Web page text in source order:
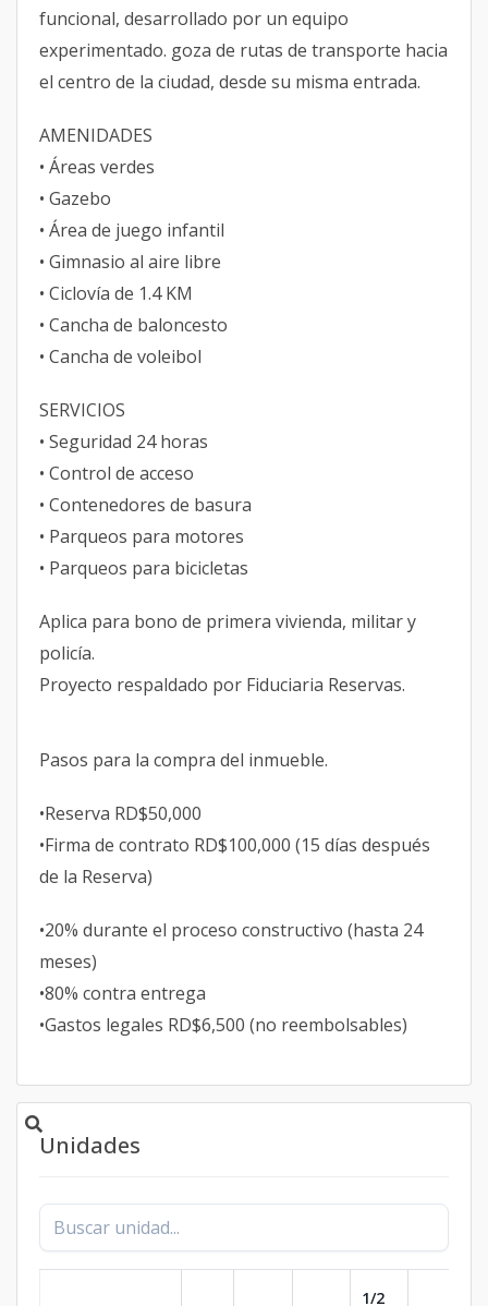
funcional, desarrollado por un equipo
experimentado. goza de rutas de transporte hacia
el centro de la ciudad, desde su misma entrada.
AMENIDADES
• Áreas verdes
• Gazebo
• Área de juego infantil
• Gimnasio al aire libre
• Ciclovía de 1.4 KM
• Cancha de baloncesto
• Cancha de voleibol
SERVICIOS
• Seguridad 24 horas
• Control de acceso
• Contenedores de basura
• Parqueos para motores
• Parqueos para bicicletas
Aplica para bono de primera vivienda, militar y
policía.
Proyecto respaldado por Fiduciaria Reservas.
Pasos para la compra del inmueble.
•Reserva RD$50,000
•Firma de contrato RD$100,000 (15 días después
de la Reserva)
•20% durante el proceso constructivo (hasta 24
meses)
•80% contra entrega
•Gastos legales RD$6,500 (no reembolsables)
Unidades
1/2